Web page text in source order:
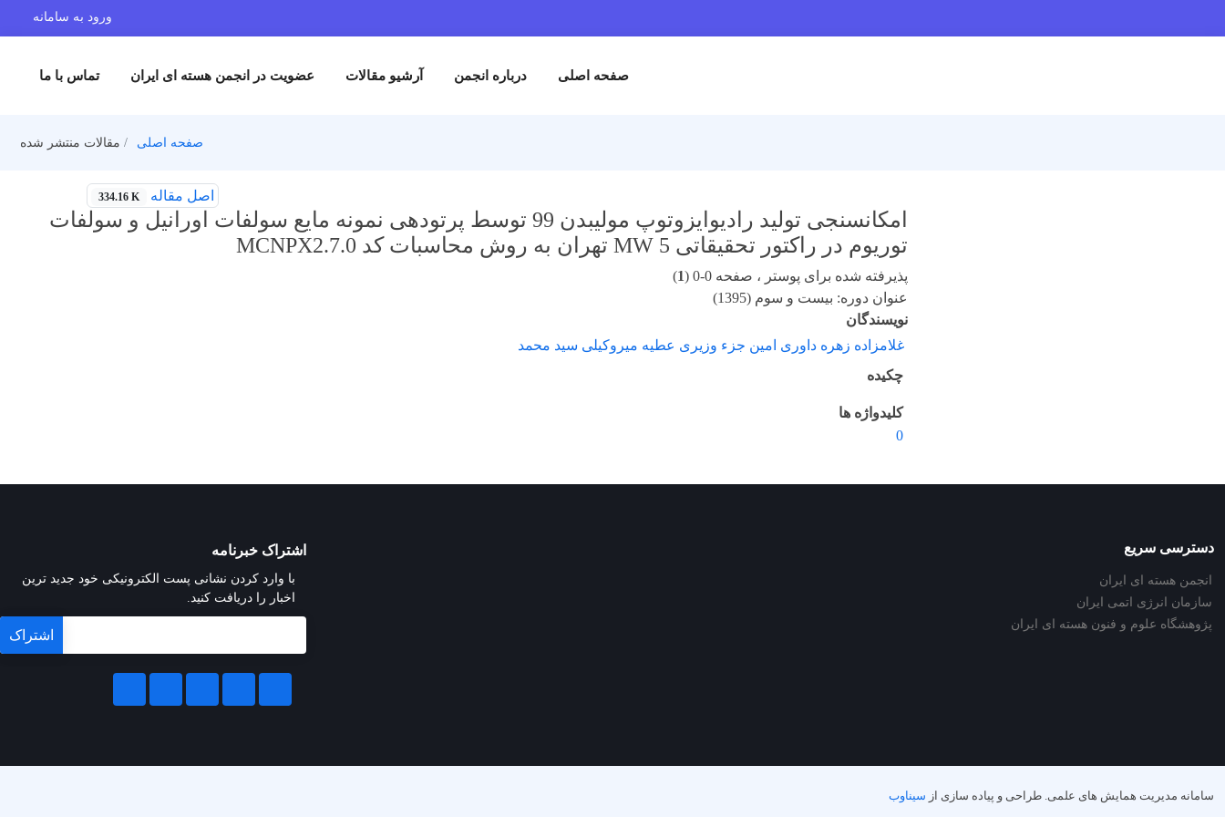
ورود به سامانه
صفحه اصلی درباره انجمن آرشیو مقالات عضویت در انجمن هسته ای ایران تماس با ما
صفحه اصلی مقالات منتشر شده
اصل مقاله 334.16 K
امکانسنجی تولید رادیوایزوتوپ مولیبدن 99 توسط پرتودهی نمونه مایع سولفات اورانیل و سولفات
توریوم در راکتور تحقیقاتی MW 5 تهران به روش محاسبات کد MCNPX2.7.0
پذیرفته شده برای پوستر ، صفحه 0-0 ( 1
)
عنوان دوره: بیست و سوم (1395)
نویسندگان
غلامزاده زهره داوری امین جزء وزیری عطیه میروکیلی سید محمد
چکیده
کلیدواژه ها
0
دسترسی سریع
انجمن هسته ای ایران
سازمان انرژی اتمی ایران
پژوهشگاه علوم و فنون هسته ای ایران
اشتراک خبرنامه
با وارد کردن نشانی پست الکترونیکی خود جدید ترین
اخبار را دریافت کنید.
سامانه مدیریت همایش های علمی. طراحی و پیاده سازی از سیناوب